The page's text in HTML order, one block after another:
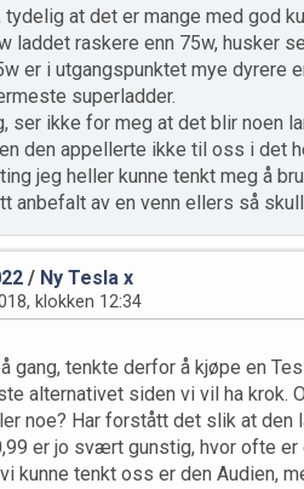
tydelig at det er mange med god
laddet raskere enn 75w, husker
er i utgangspunktet mye dyrere
superladder.
ser ikke for meg at det blir noen
den appellerte ikke til oss i det
jeg heller kunne tenkt meg å
anbefalt av en venn ellers så
/ Ny Tesla x
klokken 12:34
gang, tenkte derfor å kjøpe en
alternativet siden vi vil ha
noe? Har forstått det slik at
er jo svært gunstig, hvor ofte er
kunne tenkt oss er den Audien,